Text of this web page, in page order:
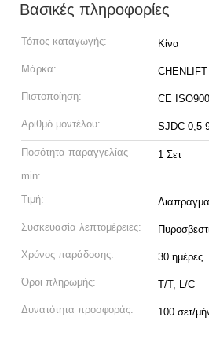
Βασικές πληροφορίες
Τόπος καταγωγής: Κίνα
Μάρκα: CHENLIFT
Πιστοποίηση:
Αριθμό μοντέλου: SJDC 0,5-
Ποσότητα παραγγελίας
min:
1 Σετ
Τιμή:
Συσκευασία λεπτομέρειες:
Χρόνος παράδοσης: 30 ημέρες
Όροι πληρωμής: T/T, L/C
Δυνατότητα προσφοράς: 100 σετ/